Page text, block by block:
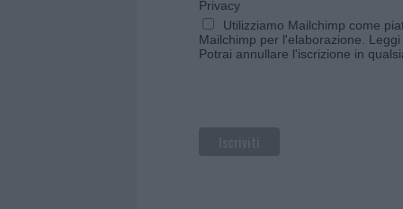
Privacy
Utilizziamo Mailchimp come
Mailchimp per l'elaborazione.
Potrai annullare l'iscrizione in